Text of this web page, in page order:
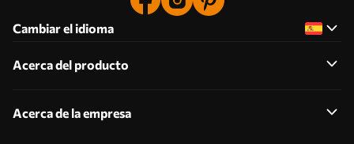
Cambiar el idioma
Acerca del producto
Acerca de la empresa